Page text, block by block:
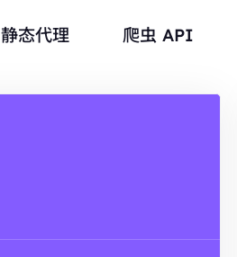
静态代理 爬虫 API